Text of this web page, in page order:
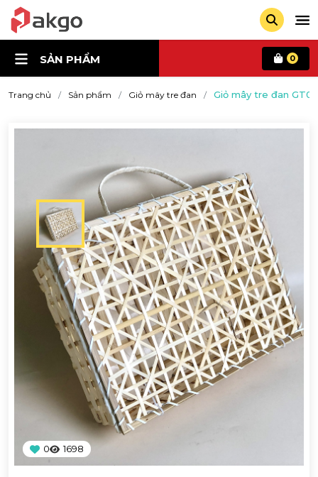
SẢN PHẨM 0
Trang chủ Sản phẩm Giỏ mây tre đan Giỏ mây tre đan GT04
0 1698